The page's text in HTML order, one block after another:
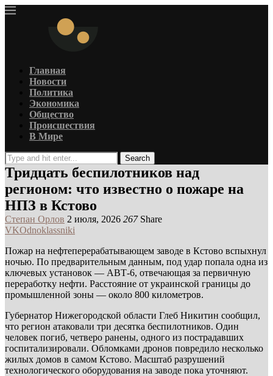
Главная
Новости
Политика
Экономика
Общество
Происшествия
В Мире
Search
Тридцать беспилотников над
регионом: что известно о пожаре на
НПЗ в Кстово
Степан Орлов 2 июля, 2026 267 Share
VKOdnoklassniki
Пожар на нефтеперерабатывающем заводе в Кстово вспыхнул
ночью. По предварительным данным, под удар попала одна из
ключевых установок — АВТ-6, отвечающая за первичную
переработку нефти. Расстояние от украинской границы до
промышленной зоны — около 800 километров.
Губернатор Нижегородской области Глеб Никитин сообщил,
что регион атаковали три десятка беспилотников. Один
человек погиб, четверо ранены, одного из пострадавших
госпитализировали. Обломками дронов повредило несколько
жилых домов в самом Кстово. Масштаб разрушений
технологического оборудования на заводе пока уточняют.